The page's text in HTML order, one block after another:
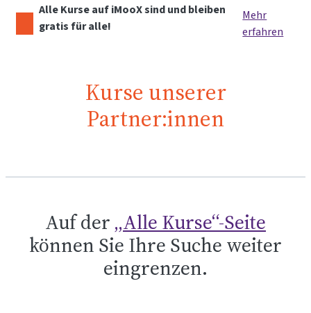
Alle Kurse auf iMooX sind und bleiben
gratis für alle!
Mehr
erfahren
Kurse unserer
Partner:innen
Auf der „Alle Kurse“-Seite
können Sie Ihre Suche weiter
eingrenzen.